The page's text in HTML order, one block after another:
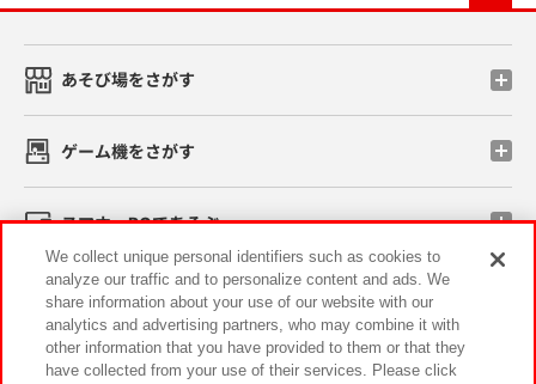
あそび場をさがす
ゲーム機をさがす
スマホ・PCであそぶ
イベント・キャンペーン
We collect unique personal identifiers such as cookies to
analyze our traffic and to personalize content and ads. We
share information about your use of our website with our
analytics and advertising partners, who may combine it with
other information that you have provided to them or that they
have collected from your use of their services. Please click